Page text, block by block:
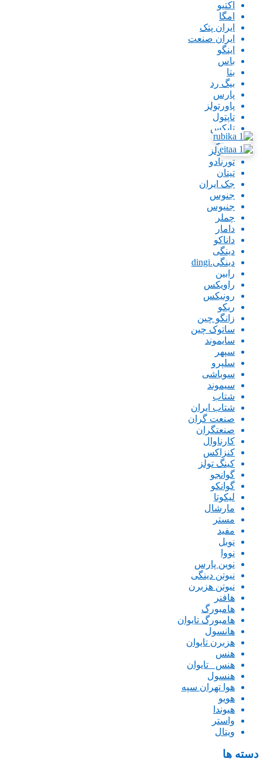
اکتیو
امگا
ایران پتک
ایران صنعت
اینگو
باس
بتا
بیگ رد
پارس
پاورتولز
تاپتول
تاپکس
تبریز
تچ تولز
تورنادو
تیتان
جک ایران
جنوس
جنیوس
چملر
دامار
داناکو
دینگی
دینگی.dingi
رابین
راویکس
رونیکس
ریکو
زانگو چین
ساتوک چین
سایموند
سپهر
سلپرو
سوباشی
سیموند
شتاب
شتاب ایران
صنعت گران
صنعتگران
کارناوال
کنزاکس
کینگ تولز
گوانجو
گوانکو
لیکوتا
مارشال
مستر
مفید
نوبل
نووا
نوین پارس
نیوتن دینگی
نیوتن هزبرن
هافنر
هامبورگ
هامبورگ تایوان
هانسول
هزبرن تایوان
هنس
هنس _تایوان
هنسول
هوا تهران سپه
هویو
هیوندا
واستر
ویتال
دسته ها